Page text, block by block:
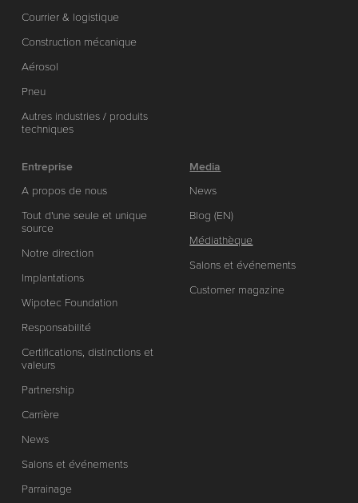
Courrier & logistique
Construction mécanique
Aérosol
Pneu
Autres industries / produits
techniques
Entreprise
A propos de nous
Tout d'une seule et unique
source
Notre direction
Implantations
Wipotec Foundation
Responsabilité
Certifications, distinctions et
valeurs
Partnership
Carrière
News
Salons et événements
Parrainage
Media
News
Blog (EN)
Médiathèque
Salons et événements
Customer magazine